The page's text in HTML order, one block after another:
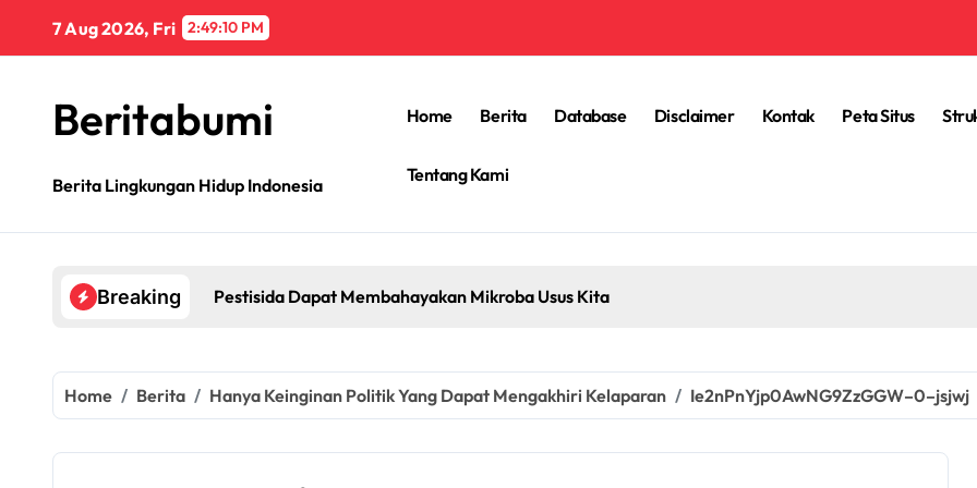
content
7 Aug 2026, Fri 2:49:11 PM
Beritabumi
Berita Lingkungan Hidup Indonesia
Home Berita Database Disclaimer Kontak Peta Situs
Tentang Kami
Breaking Pestisida Dapat Membahayakan Mikroba Usus Kita
Home Berita Hanya Keinginan Politik Yang Dapat Mengakhiri Kelaparan Ie2nPnYjp0AwNG9ZzGGW–0–jsjwj